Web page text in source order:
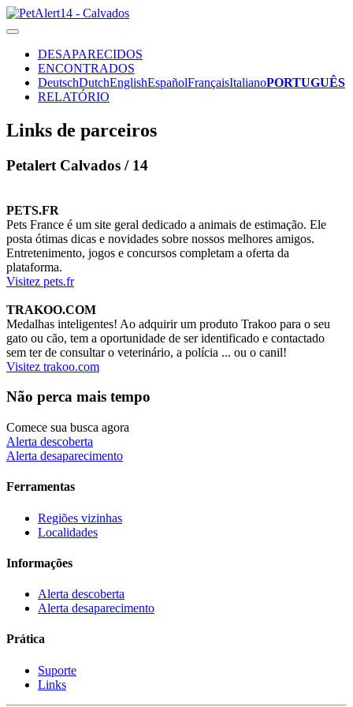
DESAPARECIDOS
ENCONTRADOS
DeutschDutchEnglishEspañolFrançaisItalianoPORTUGUÊS
RELATÓRIO
Links de parceiros
Petalert Calvados / 14
PETS.FR
Pets France é um site geral dedicado a animais de estimação. Ele
posta ótimas dicas e novidades sobre nossos melhores amigos.
Entretenimento, jogos e concursos completam a oferta da
plataforma.
Visitez pets.fr
TRAKOO.COM
Medalhas inteligentes! Ao adquirir um produto Trakoo para o seu
gato ou cão, tem a oportunidade de ser identificado e contactado
sem ter de consultar o veterinário, a polícia ... ou o canil!
Visitez trakoo.com
Não perca mais tempo
Comece sua busca agora
Alerta descoberta
Alerta desaparecimento
Ferramentas
Regiões vizinhas
Localidades
Informações
Alerta descoberta
Alerta desaparecimento
Prática
Suporte
Links